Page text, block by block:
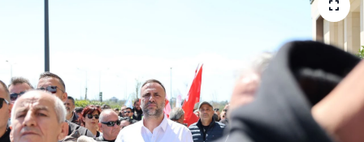
Kültür Sanat
Magazin
Moda